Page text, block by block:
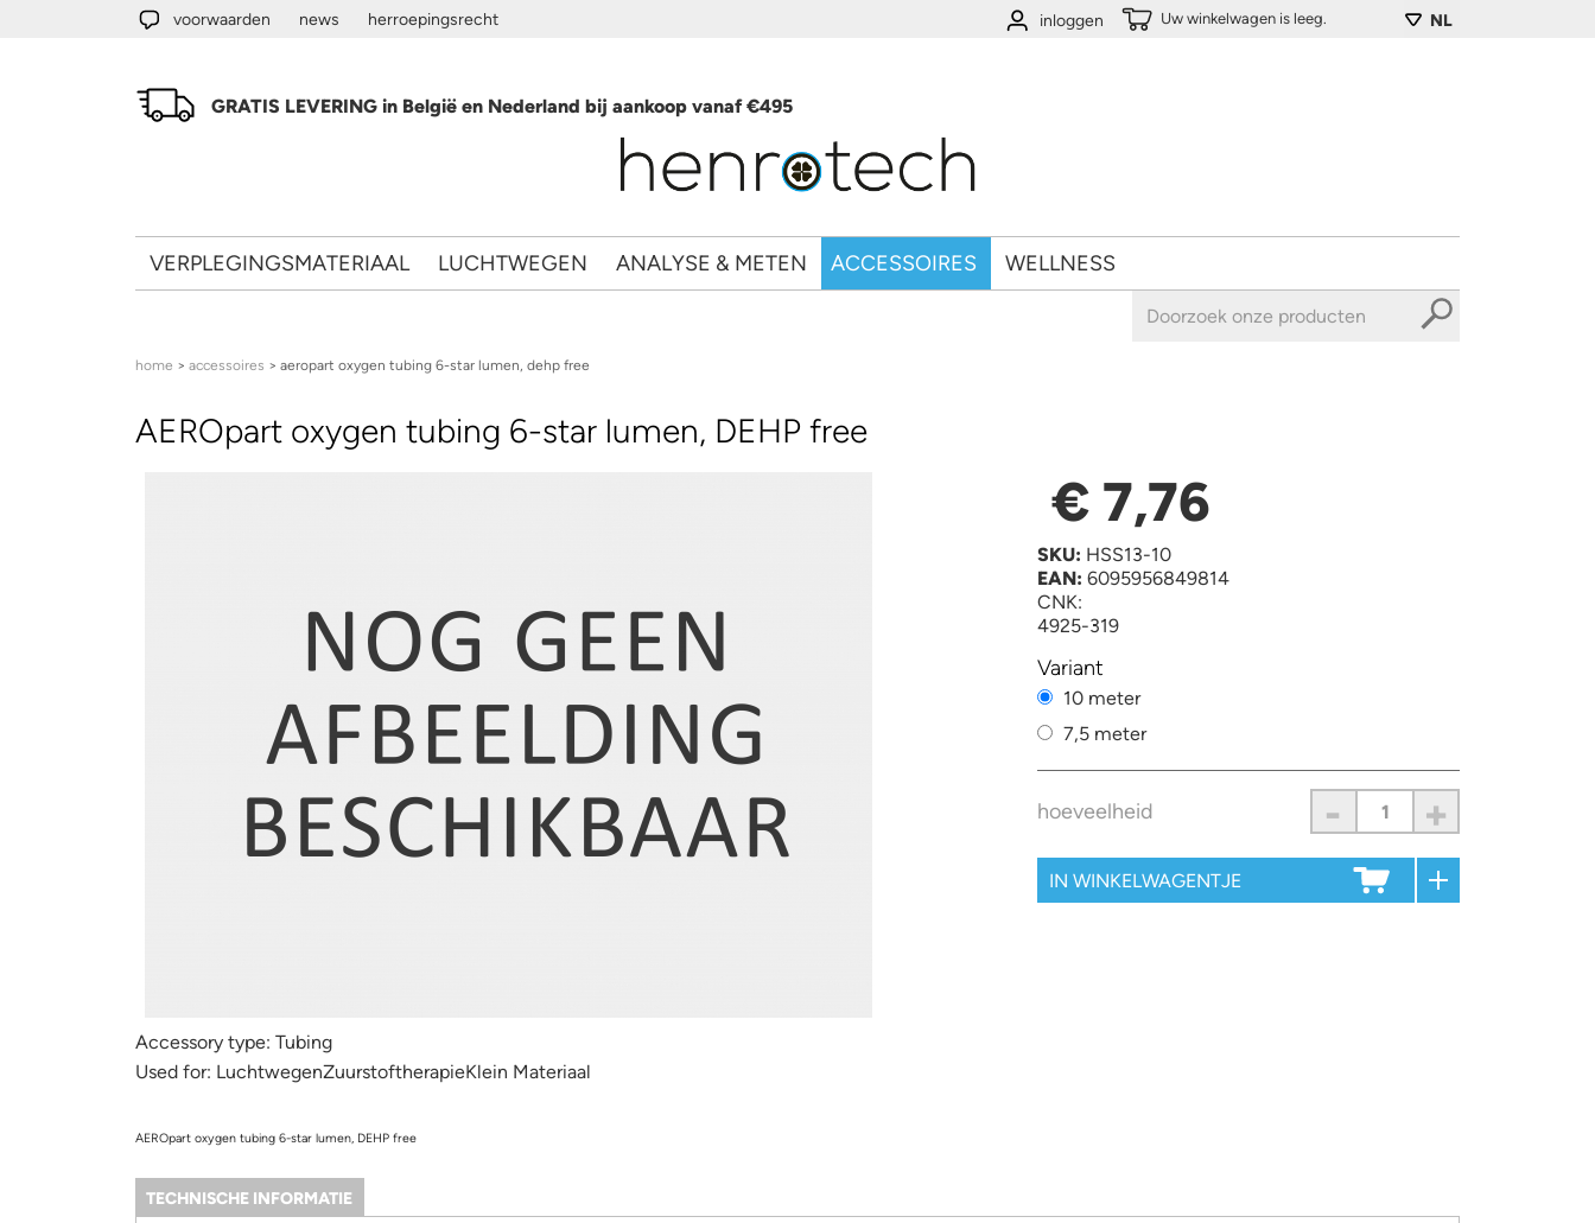
Overslaan en naar de algemene inhoud gaan
voorwaarden news herroepingsrecht NL
Uw winkelwagen is leeg.
inloggen
GRATIS LEVERING in België en Nederland bij aankoop vanaf €495
VERPLEGINGSMATERIAAL LUCHTWEGEN ANALYSE & METEN ACCESSOIRES WELLNESS
U bent hier
home > accessoires > aeropart oxygen tubing 6-star lumen, dehp free
AEROpart oxygen tubing 6-star lumen, DEHP free
Accessory type: Tubing
Used for: LuchtwegenZuurstoftherapieKlein Materiaal
€ 7,76
SKU: HSS13-10
EAN: 6095956849814
CNK:
4925-319
Variant
10 meter
7,5 meter
hoeveelheid - +
AEROpart oxygen tubing 6-star lumen, DEHP free
TECHNISCHE INFORMATIE